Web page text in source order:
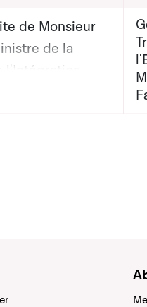
de Monsieur
de la
Engel,
servant à afficher ou